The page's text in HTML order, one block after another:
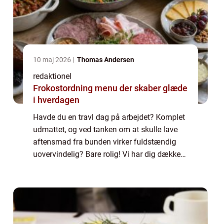
10 maj 2026 Thomas Andersen
redaktionel
Frokostordning menu der skaber glæde
i hverdagen
Havde du en travl dag på arbejdet? Komplet
udmattet, og ved tanken om at skulle lave
aftensmad fra bunden virker fuldstændig
uovervindelig? Bare rolig! Vi har dig dækket